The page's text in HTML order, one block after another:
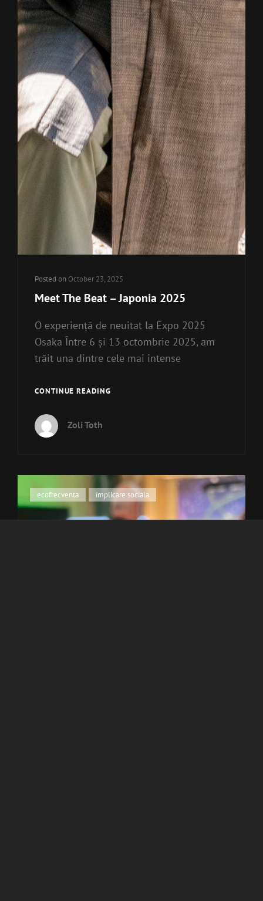
Posted on October 23, 2025
Meet The Beat – Japonia 2025
O experiență de neuitat la Expo 2025
Osaka Între 6 și 13 octombrie 2025, am
trăit una dintre cele mai intense
CONTINUE READINGMEET
Zoli Toth
Cat
Links
ecofrecventa , implicare sociala